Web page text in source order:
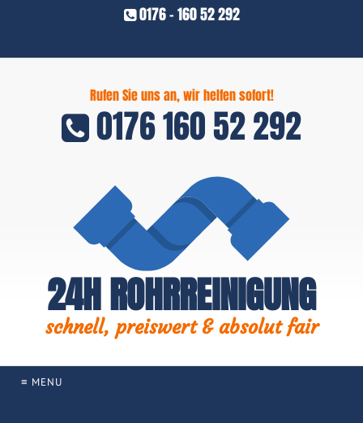
0176 - 160 52 292
Rufen Sie uns an, wir helfen sofort!
0176 160 52 292
24H ROHRREINIGUNG
schnell, preiswert & absolut fair
≡ MENU